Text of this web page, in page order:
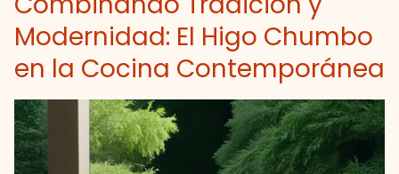
Modernidad: El Higo Chumbo
en la Cocina Contemporánea